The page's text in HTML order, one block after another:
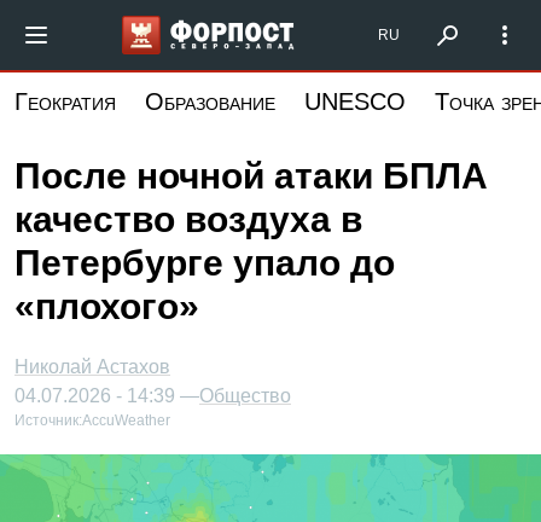
основному
Форпост Северо-Запад
RU
Геократия Образование UNESCO Точка
После ночной атаки БПЛА
качество воздуха в
Петербурге упало до
«плохого»
Николай Астахов
04.07.2026 - 14:39 —Общество
Источник:AccuWeather